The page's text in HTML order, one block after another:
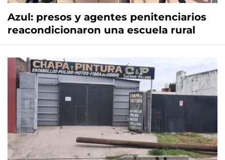
Azul: presos y agentes penitenciarios
reacondicionaron una escuela rural